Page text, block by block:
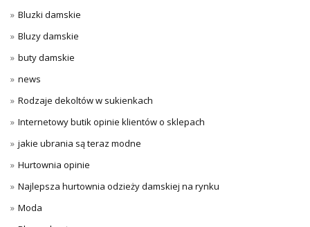
Bluzki damskie
Bluzy damskie
buty damskie
news
Rodzaje dekoltów w sukienkach
Internetowy butik opinie klientów o sklepach
jakie ubrania są teraz modne
Hurtownia opinie
Najlepsza hurtownia odzieży damskiej na rynku
Moda